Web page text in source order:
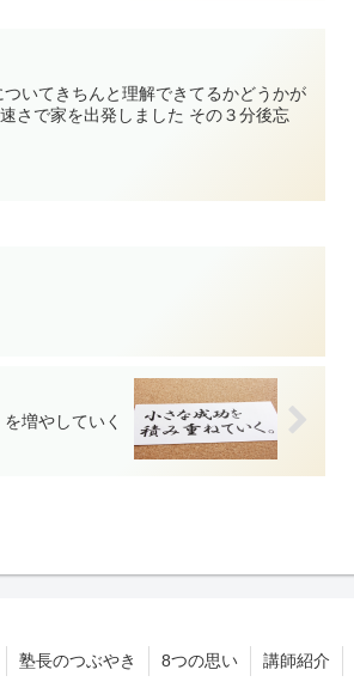
いてきちんと理解できてるかどうかが
さで家を出発しました その３分後忘
を増やしていく
塾長のつぶやき 8つの思い 講師紹介